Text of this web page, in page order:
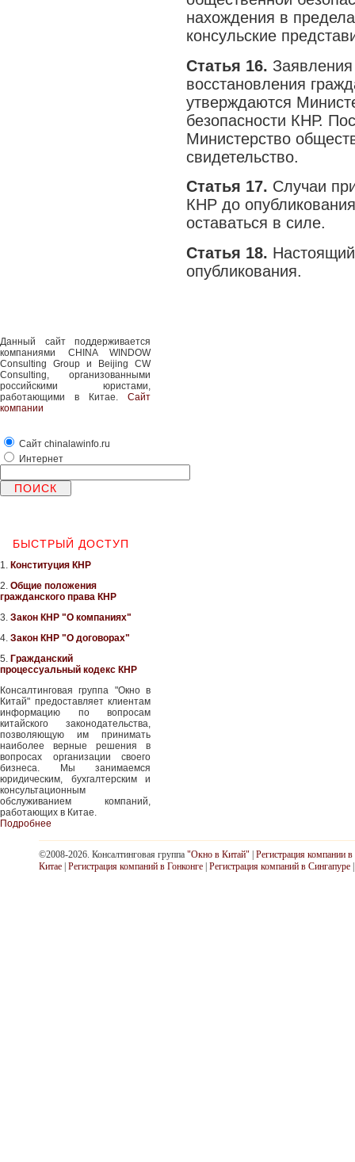
нахождения в
консульские
Статья 16.
восстановления
утверждаются
безопасности КНР.
Министерство
свидетельство.
Статья 17. Случаи
КНР до
оставаться в силе.
Статья 18.
опубликования.
Данный сайт поддерживается
компаниями CHINA WINDOW
Consulting Group и Beijing CW
Consulting, организованными
российскими юристами,
работающими в Китае. Сайт
компании
Сайт chinalawinfo.ru
Интернет
БЫСТРЫЙ ДОСТУП
1. Конституция КНР
2. Общие положения
гражданского права КНР
3. Закон КНР "О компаниях"
4. Закон КНР "О договорах"
5. Гражданский
процессуальный кодекс КНР
Консалтинговая группа "Окно в
Китай" предоставляет клиентам
информацию по вопросам
китайского законодательства,
позволяющую им принимать
наиболее верные решения в
вопросах организации своего
бизнеса. Мы занимаемся
юридическим, бухгалтерским и
консультационным
обслуживанием компаний,
работающих в Китае.
Подробнее
©2008-2026. Консалтинговая группа "Окно в Китай" Регистрация компании в
Китае Регистрация компаний в Гонконге Регистрация компаний в Сингапуре